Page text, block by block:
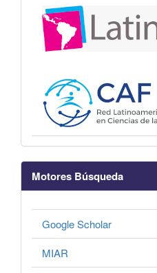
Motores Búsqueda
Google Scholar
MIAR